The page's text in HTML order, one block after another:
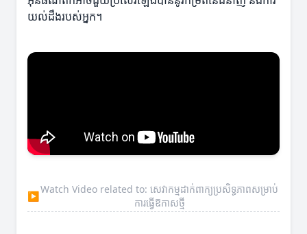
យល់ដឹងរបស់អ្នក។
▶
Watch Video related to: សេវាកម្មដាក់ពាក្យប្រសិទ្ធភាពសម្រាប់
ការធ្វើឱកាសថ្មី